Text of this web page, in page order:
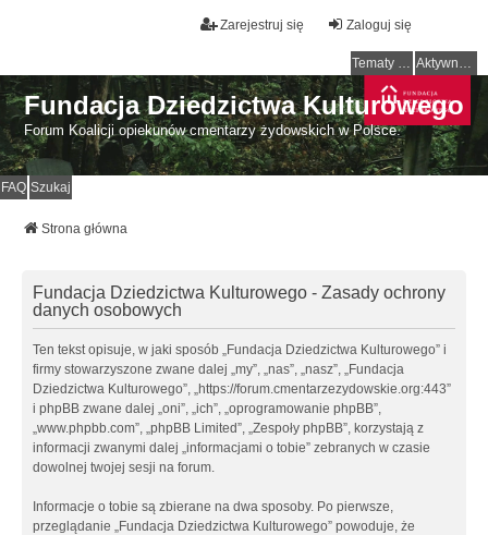
Zaloguj się
Zarejestruj się
Tematy bez odpowiedzi Aktywne tematy
Fundacja Dziedzictwa Kulturowego
Forum Koalicji opiekunów cmentarzy żydowskich w Polsce.
FAQ Szukaj
Strona główna
Fundacja Dziedzictwa Kulturowego - Zasady ochrony
danych osobowych
Ten tekst opisuje, w jaki sposób „Fundacja Dziedzictwa Kulturowego” i
firmy stowarzyszone zwane dalej „my”, „nas”, „nasz”, „Fundacja
Dziedzictwa Kulturowego”, „https://forum.cmentarzezydowskie.org:443”
i phpBB zwane dalej „oni”, „ich”, „oprogramowanie phpBB”,
„www.phpbb.com”, „phpBB Limited”, „Zespoły phpBB”, korzystają z
informacji zwanymi dalej „informacjami o tobie” zebranych w czasie
dowolnej twojej sesji na forum.
Informacje o tobie są zbierane na dwa sposoby. Po pierwsze,
przeglądanie „Fundacja Dziedzictwa Kulturowego” powoduje, że